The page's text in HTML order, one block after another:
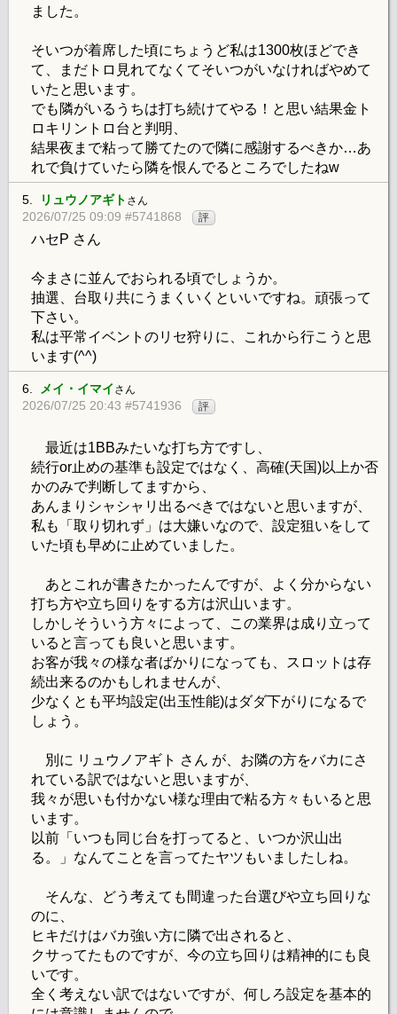
ました。
そいつが着席した頃にちょうど私は1300枚ほどでき
て、まだトロ見れてなくてそいつがいなければやめて
いたと思います。
でも隣がいるうちは打ち続けてやる！と思い結果金ト
ロキリントロ台と判明、
結果夜まで粘って勝てたので隣に感謝するべきか…あ
れで負けていたら隣を恨んでるところでしたねw
5. リュウノアギト さん
2026/07/25 09:09 #5741868 評
ハセP さん
今まさに並んでおられる頃でしょうか。
抽選、台取り共にうまくいくといいですね。頑張って
下さい。
私は平常イベントのリセ狩りに、これから行こうと思
います(^^)
6. メイ・イマイ さん
2026/07/25 20:43 #5741936 評
最近は1BBみたいな打ち方ですし、
続行or止めの基準も設定ではなく、高確(天国)以上か否
かのみで判断してますから、
あんまりシャシャリ出るべきではないと思いますが、
私も「取り切れず」は大嫌いなので、設定狙いをして
いた頃も早めに止めていました。
あとこれが書きたかったんですが、よく分からない
打ち方や立ち回りをする方は沢山います。
しかしそういう方々によって、この業界は成り立って
いると言っても良いと思います。
お客が我々の様な者ばかりになっても、スロットは存
続出来るのかもしれませんが、
少なくとも平均設定(出玉性能)はダダ下がりになるで
しょう。
別に リュウノアギト さん が、お隣の方をバカにさ
れている訳ではないと思いますが、
我々が思いも付かない様な理由で粘る方々もいると思
います。
以前「いつも同じ台を打ってると、いつか沢山出
る。」なんてことを言ってたヤツもいましたしね。
そんな、どう考えても間違った台選びや立ち回りな
のに、
ヒキだけはバカ強い方に隣で出されると、
クサってたものですが、今の立ち回りは精神的にも良
いです。
全く考えない訳ではないですが、何しろ設定を基本的